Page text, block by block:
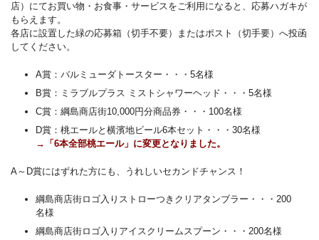
店）にてお買い物・お食事・サービスをご利用になると、応募ハガキが
もらえます。
各店に設置した緑の応募箱（切手不要）またはポスト（切手要）へ投函
してください。
A賞：バルミューダトースター・・・5名様
B賞：ミラブルプラス ミストシャワーヘッド・・・5名様
C賞：綱島商店街10,000円分商品券・・・100名様
D賞：桃エールと横濱地ビール6本セット・・・30名様
→「6本全部桃エール」に変更となりました。
A～D賞にはずれた方にも、うれしいセカンドチャンス！
綱島商店街ロゴ入りストローつきクリアタンブラー・・・200
名様
綱島商店街ロゴ入りアイスクリームスプーン・・・200名様